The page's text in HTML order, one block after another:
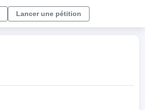
Lancer une pétition